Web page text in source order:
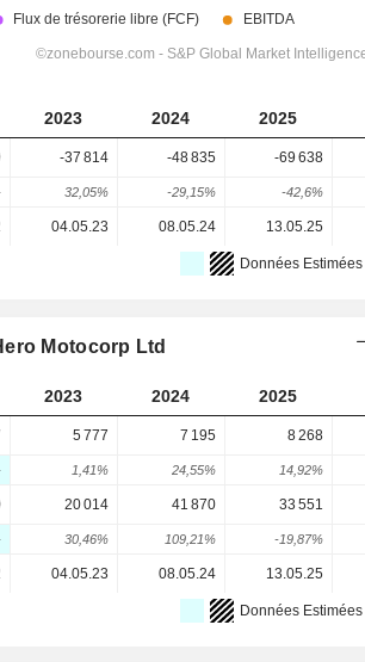
2023 2024 2025
-37 814 -48 835 -69 638
32,05% -29,15% -42,6%
04.05.23 08.05.24 13.05.25
Données Estimées
Motocorp Ltd
2023 2024 2025
5 777 7 195 8 268
1,41% 24,55% 14,92%
20 014 41 870 33 551
30,46% 109,21% -19,87%
04.05.23 08.05.24 13.05.25
Données Estimées